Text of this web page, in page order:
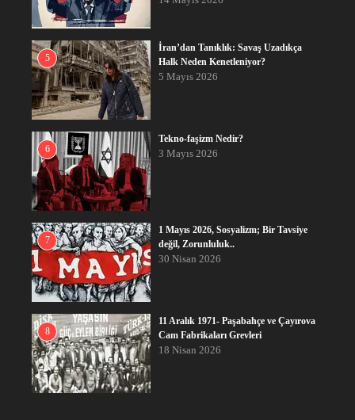
5
İran’dan Tanıklık: Savaş Uzadıkça
Halk Neden Kenetleniyor?
5 Mayıs 2026
6
Tekno-faşizm Nedir?
3 Mayıs 2026
7
1 Mayıs 2026, Sosyalizm; Bir Tavsiye
değil, Zorunluluk..
30 Nisan 2026
8
11 Aralık 1971- Paşabahçe ve Çayırova
Cam Fabrikaları Grevleri
18 Nisan 2026